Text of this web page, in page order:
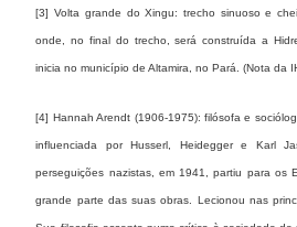
[3] Volta grande do Xingu: trecho sinuoso e
onde, no final do trecho, será construída a
inicia no município de Altamira, no Pará. (Nota da
[4] Hannah Arendt (1906-1975): filósofa e
influenciada por Husserl, Heidegger e Karl
perseguições nazistas, em 1941, partiu para os
grande parte das suas obras. Lecionou nas